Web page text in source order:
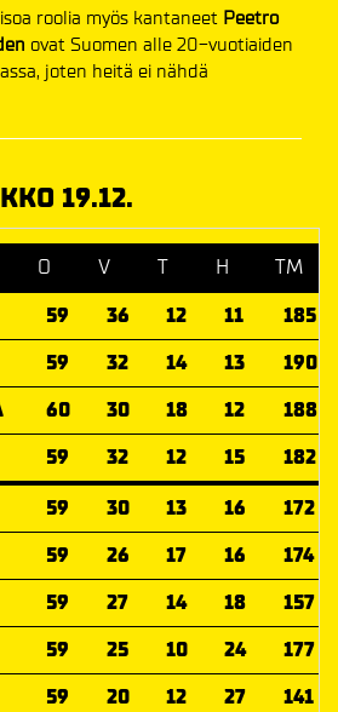
roolia myös kantaneet Peetro
ovat Suomen alle 20-vuotiaiden
joten heitä ei nähdä
19.12.
O V T H
TM
59 36 12 11
185
59 32 14 13
190
60 30 18 12
188
59 32 12 15
182
59 30 13 16
172
59 26 17 16
174
59 27 14 18
157
59 25 10 24
177
59 20 12 27
141